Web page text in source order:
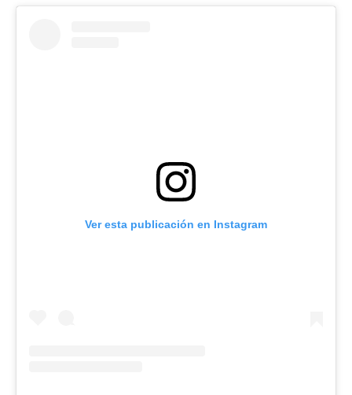
Ver esta publicación en Instagram